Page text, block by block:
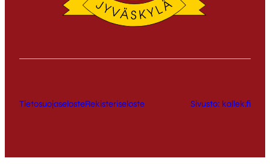
TietosuojaselosteRekisteriseloste Sivusto: kallek.fi